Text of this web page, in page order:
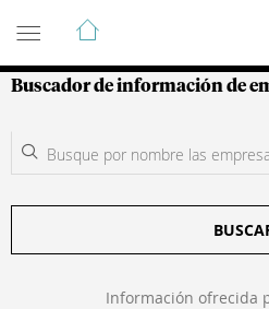
Guía de Empresas
Buscador de información de
Información ofrecida